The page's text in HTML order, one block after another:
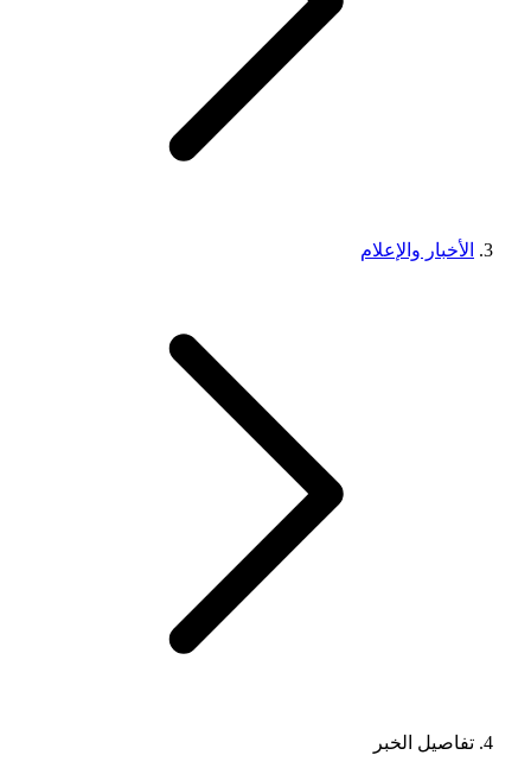
الأخبار والإعلام
تفاصيل الخبر